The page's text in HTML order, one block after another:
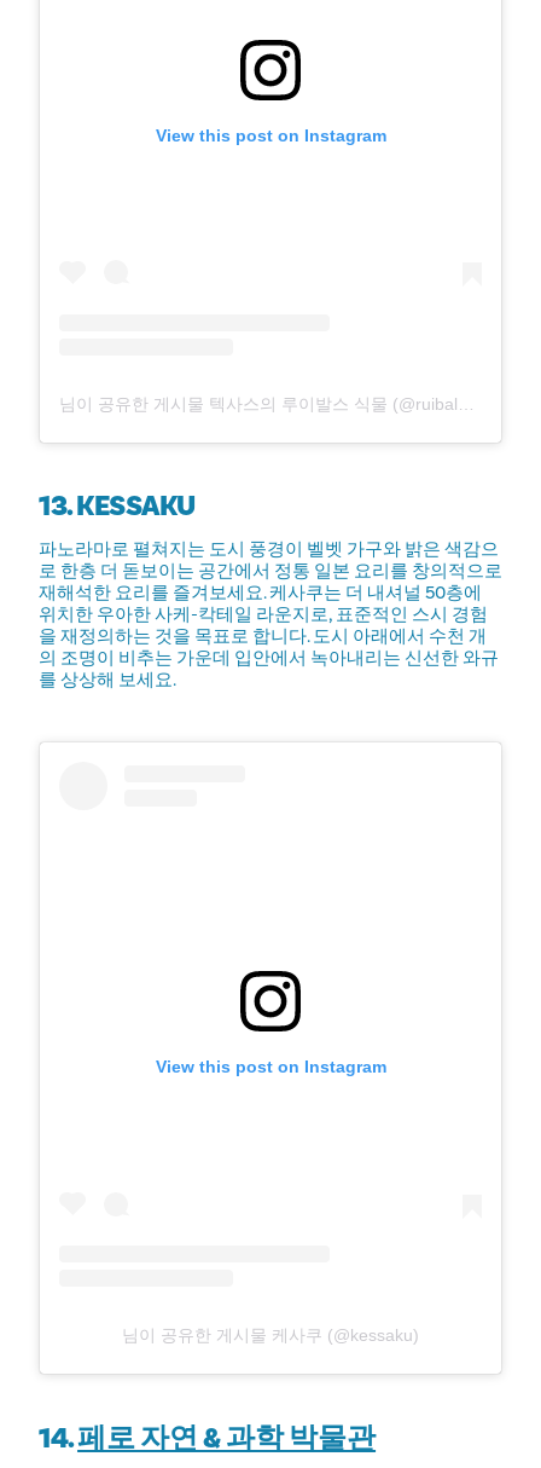
View this post on Instagram
13. KESSAKU
파노라마로 펼쳐지는 도시 풍경이 벨벳 가구와 밝은 색감으
로 한층 더 돋보이는 공간에서 정통 일본 요리를 창의적으로
재해석한 요리를 즐겨보세요. 케사쿠는 더 내셔널 50층에
위치한 우아한 사케-칵테일 라운지로, 표준적인 스시 경험
을 재정의하는 것을 목표로 합니다. 도시 아래에서 수천 개
의 조명이 비추는 가운데 입안에서 녹아내리는 신선한 와규
를 상상해 보세요.
View this post on Instagram
님이 공유한 게시물 케사쿠 (@kessaku)
14.페로 자연 & 과학 박물관